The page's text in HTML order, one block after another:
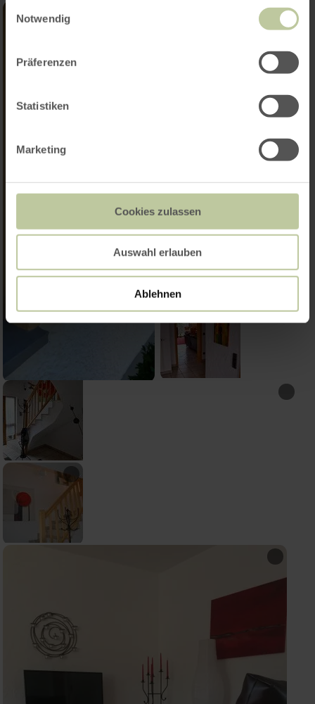
Einwilligungsauswahl
Notwendig
Präferenzen
Statistiken
Marketing
Cookies zulassen
Auswahl erlauben
Ablehnen